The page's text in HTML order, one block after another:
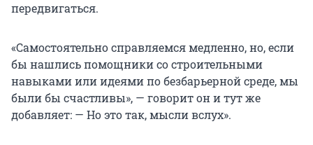
передвигаться.
«Самостоятельно справляемся медленно, но, если
бы нашлись помощники со строительными
навыками или идеями по безбарьерной среде, мы
были бы счастливы», — говорит он и тут же
добавляет: — Но это так, мысли вслух».